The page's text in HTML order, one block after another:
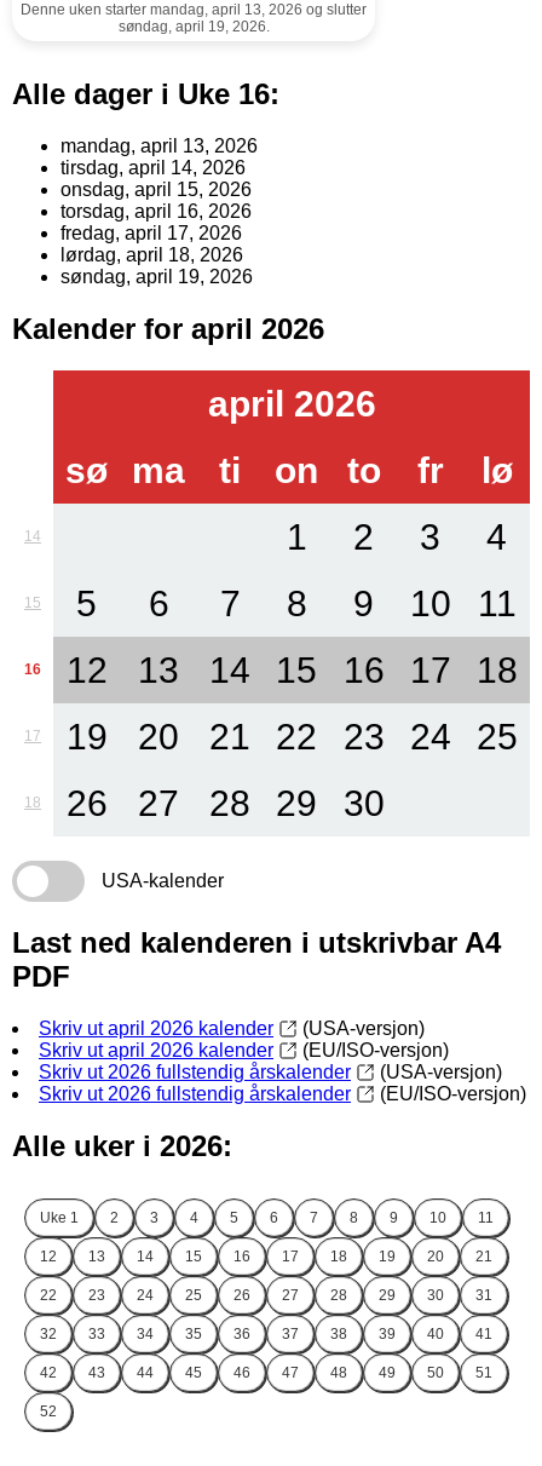
Denne uken starter mandag, april 13, 2026 og slutter
søndag, april 19, 2026.
Alle dager i Uke 16:
mandag, april 13, 2026
tirsdag, april 14, 2026
onsdag, april 15, 2026
torsdag, april 16, 2026
fredag, april 17, 2026
lørdag, april 18, 2026
søndag, april 19, 2026
Kalender for april 2026
april 2026
sø
ma ti on to fr lø
14 1 2 3 4
15 5 6 7 8 9 10 11
16 12 13 14 15 16 17 18
17 19 20 21 22 23 24 25
18 26 27 28 29 30
USA-kalender
Last ned kalenderen i utskrivbar A4
PDF
Skriv ut april 2026 kalender
(USA-versjon)
Skriv ut april 2026 kalender
(EU/ISO-versjon)
Skriv ut 2026 fullstendig årskalender
(USA-versjon)
Skriv ut 2026 fullstendig årskalender
(EU/ISO-versjon)
Alle uker i 2026:
Uke 1 2 3 4 5 6 7 8 9 10 11
12 13 14 15 16 17 18 19 20 21
22 23 24 25 26 27 28 29 30 31
32 33 34 35 36 37 38 39 40 41
42 43 44 45 46 47 48 49 50 51
52